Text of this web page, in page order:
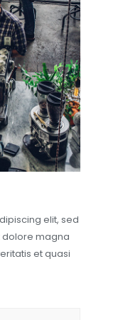
elit, sed
magna
et quasi